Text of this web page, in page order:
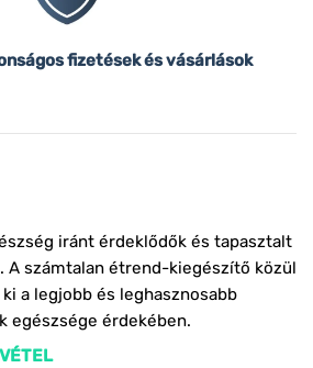
fizetések és vásárlások
iránt érdeklődők és tapasztalt
A számtalan étrend-kiegészítő közül
a legjobb és leghasznosabb
egészsége érdekében.